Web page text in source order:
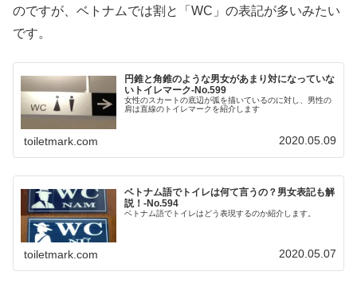
のですが、ベトナムでは割と「WC」の表記が多いみたい
です。
円錐と角錐のような男女があまり対になっていな
いトイレマーク‐No.599
女性のスカートの底辺が弧を描いているのに対し、男性の
肩は直線のトイレマークを紹介します
toiletmark.com 2020.05.09
ベトナム語でトイレは何て言うの？男女表記も解
説！‐No.594
ベトナム語でトイレはどう表現するのか紹介します。
toiletmark.com 2020.05.07